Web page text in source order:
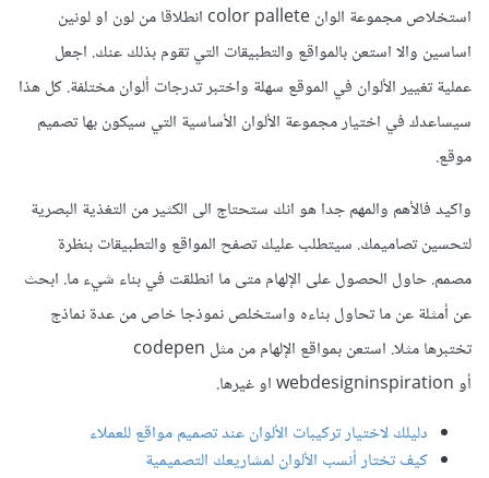
استخلاص مجموعة الوان color pallete انطلاقا من لون او لونين
اساسين والا استعن بالمواقع والتطبيقات التي تقوم بذلك عنك. اجعل
عملية تغيير الألوان في الموقع سهلة واختبر تدرجات ألوان مختلفة. كل هذا
سيساعدك في اختيار مجموعة الألوان الأساسية التي سيكون بها تصميم
موقع.
واكيد فالأهم والمهم جدا هو انك ستحتاج الى الكثير من التغذية البصرية
لتحسين تصاميمك. سيتطلب عليك تصفح المواقع والتطبيقات بنظرة
مصمم. حاول الحصول على الإلهام متى ما انطلقت في بناء شيء ما. ابحث
عن أمثلة عن ما تحاول بناءه واستخلص نموذجا خاص من عدة نماذج
تختبرها مثلا. استعن بمواقع الإلهام من مثل codepen
أو webdesigninspiration او غيرها.
دليلك لاختيار تركيبات الألوان عند تصميم مواقع للعملاء
كيف تختار أنسب الألوان لمشاريعك التصميمية